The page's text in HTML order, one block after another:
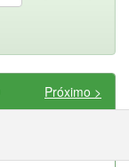
Próximo >